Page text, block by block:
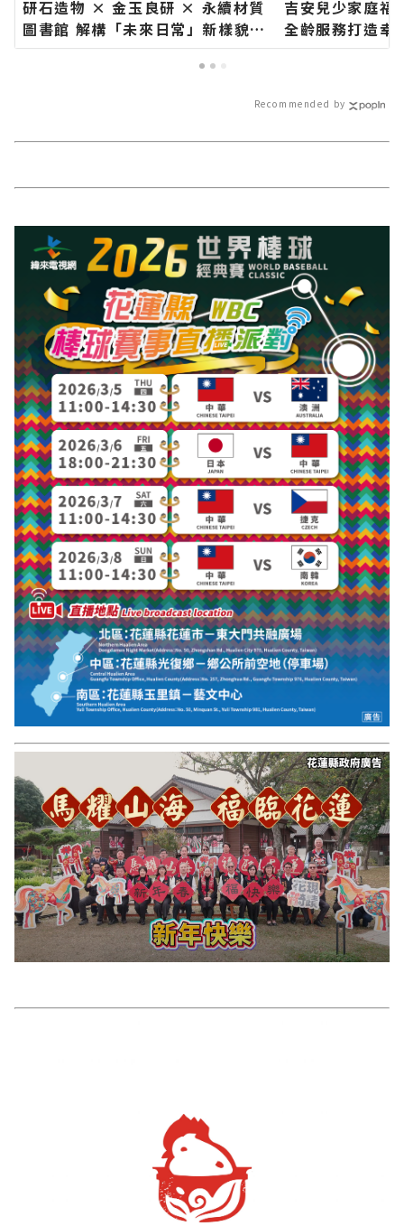
研石造物 × 金玉良研 × 永續材質
圖書館 解構「未來日常」新樣貌∣
花蓮新聞網官方網站各類新聞－最
快速的今日新聞報導 最新的在地資
吉安兒少家庭福
全齡服務打造
蓮新聞網官方網
Recommended by